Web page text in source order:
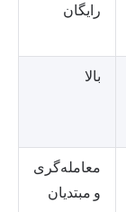
رایگان
بالا
معامله‌گری
و مبتدیان